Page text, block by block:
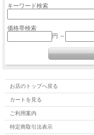
キーワード検索
価格帯検索
円 ～
お店のトップへ戻る
カートを見る
ご利用案内
特定商取引法表示